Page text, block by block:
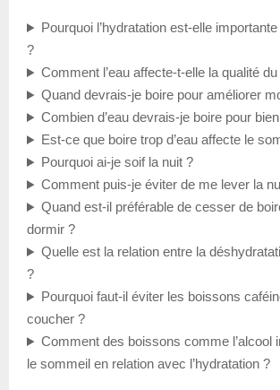
Pourquoi l’hydratation est-elle
?
Comment l’eau affecte-t-elle la qualité
Quand devrais-je boire pour améliorer
Combien d’eau devrais-je boire pour
Est-ce que boire trop d’eau affecte le
Pourquoi ai-je soif la nuit ?
Comment puis-je éviter de me lever la
Quand est-il préférable de cesser de
dormir ?
Quelle est la relation entre la
?
Pourquoi faut-il éviter les boissons
coucher ?
Comment des boissons comme l’alcool
le sommeil en relation avec l’hydratation ?